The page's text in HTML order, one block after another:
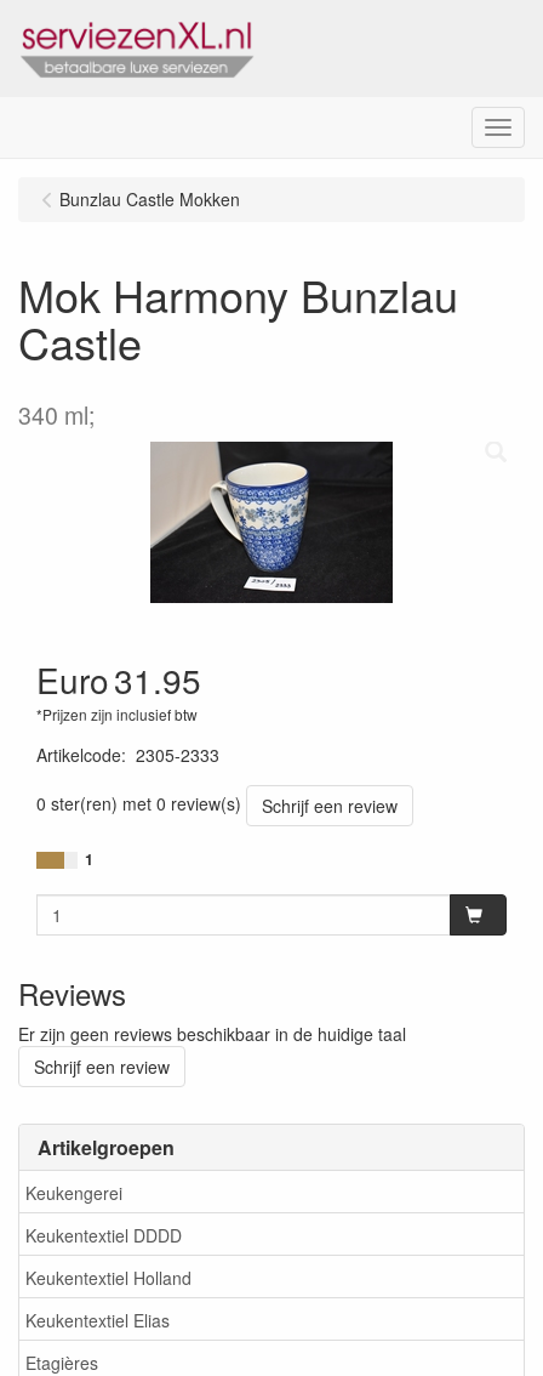
Menu
Artikelgroepen
Keukengerei
Keukentextiel DDDD
Keukentextiel Holland
Keukentextiel Elias
Etagières
Bunzlau Castle Mokken
Mok Harmony Bunzlau
Castle
340 ml;
Euro31.95
*Prijzen zijn inclusief btw
Artikelcode: 2305-2333
0 ster(ren) met 0 review(s)
Schrijf een review
1
Reviews
Er zijn geen reviews beschikbaar in de huidige taal
Schrijf een review